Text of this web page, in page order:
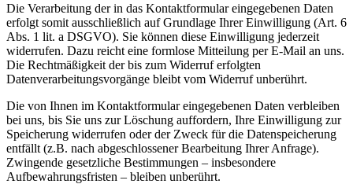
Die Verarbeitung der in das Kontaktformular eingegebenen Daten
erfolgt somit ausschließlich auf Grundlage Ihrer Einwilligung (Art. 6
Abs. 1 lit. a DSGVO). Sie können diese Einwilligung jederzeit
widerrufen. Dazu reicht eine formlose Mitteilung per E-Mail an uns.
Die Rechtmäßigkeit der bis zum Widerruf erfolgten
Datenverarbeitungsvorgänge bleibt vom Widerruf unberührt.
Die von Ihnen im Kontaktformular eingegebenen Daten verbleiben
bei uns, bis Sie uns zur Löschung auffordern, Ihre Einwilligung zur
Speicherung widerrufen oder der Zweck für die Datenspeicherung
entfällt (z.B. nach abgeschlossener Bearbeitung Ihrer Anfrage).
Zwingende gesetzliche Bestimmungen – insbesondere
Aufbewahrungsfristen – bleiben unberührt.